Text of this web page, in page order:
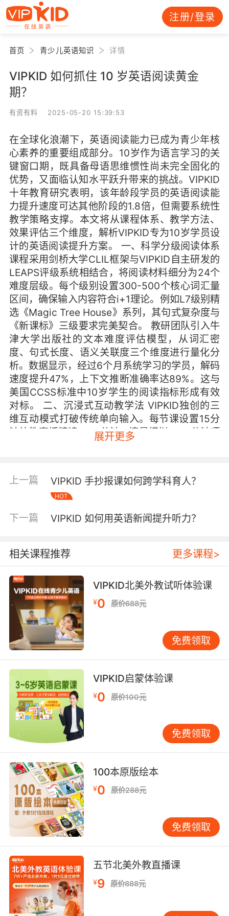
注册/登录
首页 青少儿英语知识 详情
VIPKID 如何抓住 10 岁英语阅读黄金
期？
有资有料 2025-05-20 15:39:53
在全球化浪潮下，英语阅读能力已成为青少年核
心素养的重要组成部分。10岁作为语言学习的关
键窗口期，既具备母语思维惯性尚未完全固化的
优势，又面临认知水平跃升带来的挑战。VIPKID
十年教育研究表明，该年龄段学员的英语阅读能
力提升速度可达其他阶段的1.8倍，但需要系统性
教学策略支撑。本文将从课程体系、教学方法、
效果评估三个维度，解析VIPKID专为10岁学员设
计的英语阅读提升方案。 一、科学分级阅读体系
课程采用剑桥大学CLIL框架与VIPKID自主研发的
LEAPS评级系统相结合，将阅读材料细分为24个
难度层级。每个级别设置300-500个核心词汇量
区间，确保输入内容符合i+1理论。例如L7级别精
选《Magic Tree House》系列，其句式复杂度与
《新课标》三级要求完美契合。 教研团队引入牛
津大学出版社的文本难度评估模型，从词汇密
度、句式长度、语义关联度三个维度进行量化分
析。数据显示，经过6个月系统学习的学员，解码
速度提升47%，上下文推断准确率达89%。这与
美国CCSS标准中10岁学生的阅读指标形成有效
对标。 二、沉浸式互动教学法 VIPKID独创的三
维互动模式打破传统单向输入。每节课设置15分
钟外教直播精读、20分钟AI情景模拟、25分钟项
目式阅读任务。外教环节采用TPRS教学法，通过
动轨迹，动态调整文本呈现节奏。 哈佛教育学院
2022年研究证实，多模态输入可使记忆留存率提
升63%。VIPKID学员在《夏洛的网》精读课程
中，通过虚拟农场角色扮演，将形容词使用频率
提升3.2倍。课后的DIY绘本创作环节，87%的学
评估与成长追踪 课程配备四维评估体系：每周AI
语音测评、每月外教一对一诊断、季度阅读素养
测评、年度综合能力报告。其中语音测评采用
MIT研发的发音特征分析算法，可识别23个发音
维度。数据显示，持续学习6个月的学员，连读准
确率从42%提升至81%。 北京师范大学课题组跟
踪研究显示，VIPKID学员的阅读策略使用频次显
著高于对照组。在预测推理策略上，实验组平均
每千字使用12.7次，是传统教学组的3.4倍。这种
差异在叙事性文本中表现尤为突出，证明情境化
教学对思维训练的有效性。 四、认知发展适配策
略 针对10岁儿童前额叶皮层发育特点，课程设计
遵循阶梯式挑战原则。每个单元设置基础理解题
（占比40%）、分析应用题（35%）、创造评价
题（25%）。心理学测评显示，这种比例配置能
使学员保持最佳挫败临界点，维持87%以上的课
堂参与度。 神经语言学研究指出，双语者在10岁
左右形成独特的神经网络连接。VIPKID课程特别
设置双语对比阅读模块，通过中英文版本对照，
培养元语言意识。跟踪数据显示，83%的学员能
在12周内建立系统的语法认知框架。 教育测量专
家指出，阅读能力包含解码准确性、理解深度、
批判思维、审美体验四个递进层次。VIPKID的课
程体系通过精准的能力分层和渐进式训练，帮助
10岁学员实现从读懂文字到读透文化的跨越。建
议家长在选择课程时，重点关注文本难度梯度、
互动形式多样性、评估反馈及时性三大核心指
标。 未来，VIPKID将持续优化AI自适应系统，计
展开更多
上一篇 VIPKID 手抄报课如何跨学科育人？
HOT
下一篇 VIPKID 如何用英语新闻提升听力？
相关课程推荐 更多课程>
VIPKID北美外教试听体验课
¥0 原价688元
免费领取
VIPKID启蒙体验课
¥0 原价100元
免费领取
100本原版绘本
¥0 原价288元
免费领取
五节北美外教直播课
¥9 原价888元